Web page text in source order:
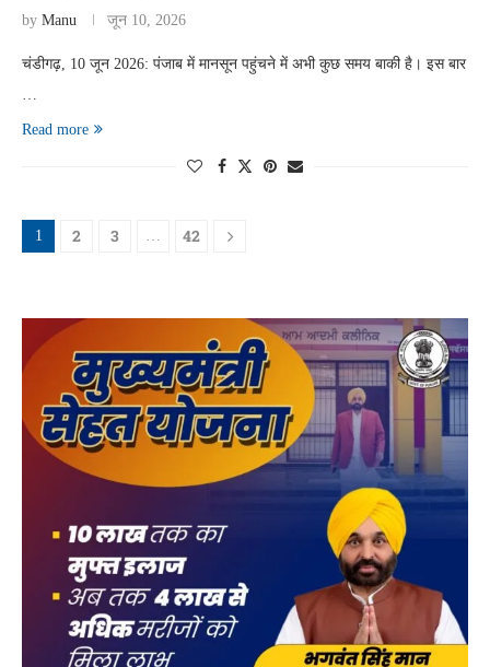
by Manu जून 10, 2026
चंडीगढ़, 10 जून 2026: पंजाब में मानसून पहुंचने में अभी कुछ समय बाकी है। इस बार
Read more
1 2 3 42